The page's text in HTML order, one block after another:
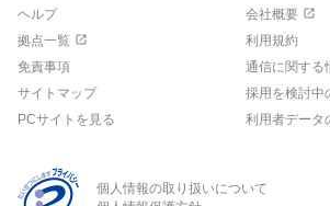
ヘルプ
会社概要
拠点一覧
利用規約
免責事項
通信に関する
サイトマップ
採用を検討中
PCサイトを見る
利用者データ
個人情報の取り扱いについて